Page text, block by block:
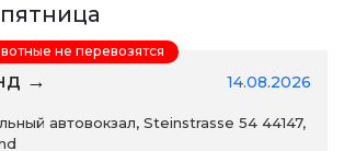
пятница
→ 14.08.2026
автовокзал, Steinstrasse 54 44147,
не перевозятся